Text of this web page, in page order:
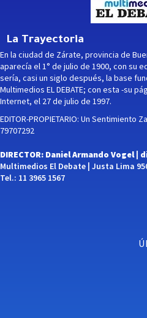
La Trayectoria
En la ciudad de Zárate, provincia de
aparecía el 1° de julio de 1900, con su
sería, casi un siglo después, la base
Multimedios EL DEBATE; con esta -su
Internet, el 27 de julio de 1997.
EDITOR-PROPIETARIO: Un Sentimiento
79707292
DIRECTOR: Daniel Armando Vogel |
Multimedios El Debate | Justa Lima
Tel.: 11 3965 1567